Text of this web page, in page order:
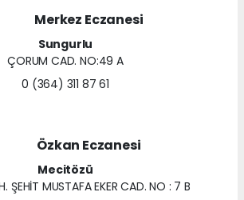
Merkez Eczanesi
Sungurlu
ÇORUM CAD. NO:49 A
0 (364) 311 87 61
Özkan Eczanesi
Mecitözü
ŞEHİT MUSTAFA EKER CAD. NO : 7 B